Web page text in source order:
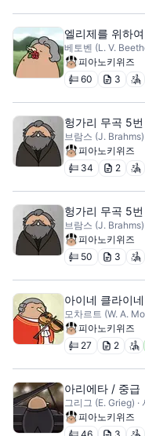
엘리제를 위하
베토벤 (L. V.
피아노키위즈
60 3
헝가리 무곡 5
브람스 (J. Brahms)
피아노키위즈
34 2
헝가리 무곡 5
브람스 (J. Brahms)
피아노키위즈
50 3
아이네 클라이
모차르트 (W. A.
피아노키위즈
27 2
아리에타 / 중급
그리그 (E. Grieg) ·
피아노키위즈